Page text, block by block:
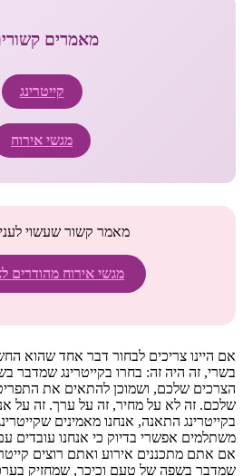
מאמרים
קייטרינג
מגשי אירוח
מאמר קשור שעשוי
מגשי אירוח מהודרים
אם היינו צריכים לבחור דבר אחד שהוא
בשרי, זה היה זה: בחרו בקייטרינג
הצרכים שלכם, ושמוכן להתאים את
שלכם. זה לא על מחיר, זה על ערך. זה על
בקייטרינג התאנה, אנחנו מאמינים
משתלמים אפשרי בדיוק כי אנחנו עובדים
אם אתם מתכננים אירוע ואתם רוצים
שמדבר בשפה של טעם וכיכר, שמחזיק